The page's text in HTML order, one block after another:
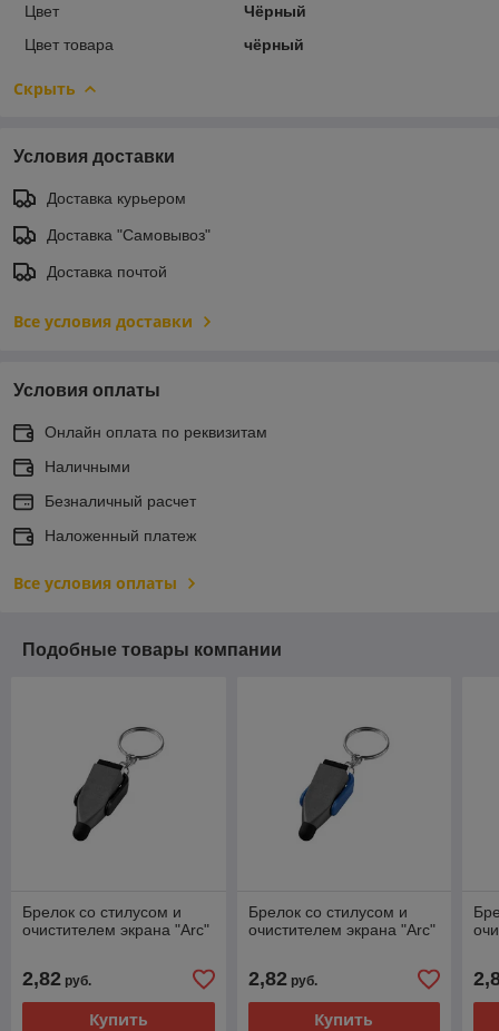
Цвет
Чёрный
Цвет товара
чёрный
Скрыть
Условия доставки
Доставка курьером
Доставка "Самовывоз"
Доставка почтой
Все условия доставки
Условия оплаты
Онлайн оплата по реквизитам
Наличными
Безналичный расчет
Наложенный платеж
Все условия оплаты
Подобные товары компании
Брелок со стилусом и
очистителем экрана "Arc"
2,82 руб.
Купить
Брелок со стилусом и
очистителем экрана "Arc"
2,82руб.
Купить